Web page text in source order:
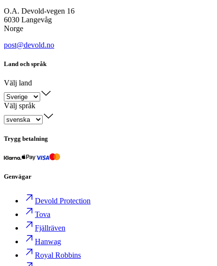
O.A. Devold-vegen 16
6030 Langevåg
Norge
post@devold.no
Land och språk
Välj land
Välj språk
Trygg betalning
Genvägar
Devold Protection
Tova
Fjällräven
Hanwag
Royal Robbins